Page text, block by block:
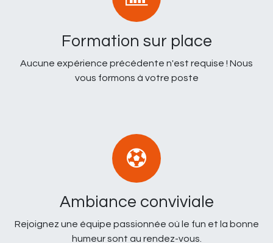
Formation sur place
Aucune expérience précédente n'est requise ! Nous
vous formons à votre poste
Ambiance conviviale
Rejoignez une équipe passionnée où le fun et la bonne
humeur sont au rendez-vous.